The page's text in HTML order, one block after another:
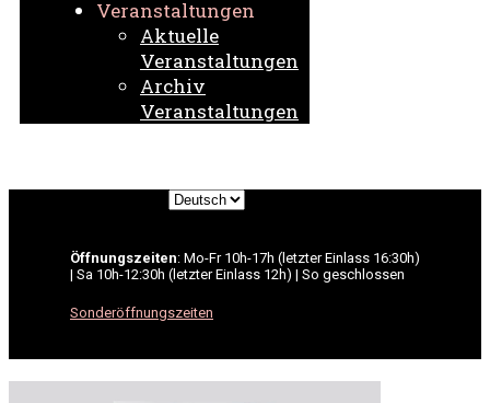
Veranstaltungen
Aktuelle
Veranstaltungen
Archiv
Veranstaltungen
Sprache
Öffnungszeiten: Mo-Fr 10h-17h (letzter Einlass 16:30h)
| Sa 10h-12:30h (letzter Einlass 12h) | So geschlossen
Sonderöffnungszeiten